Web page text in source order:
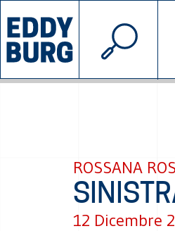
INIZIATIVE
© 2026
ROSSANA
12 Dicembre